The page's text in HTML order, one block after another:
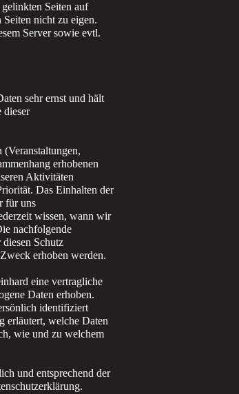
Seiten auf
nicht zu eigen.
Server sowie evtl.
sehr ernst und hält
dieser
(Veranstaltungen,
erhobenen
Aktivitäten
Das Einhalten der
für uns
wissen, wann wir
nachfolgende
Schutz
erhoben werden.
eine vertragliche
Daten erhoben.
identifiziert
erläutert, welche Daten
wie und zu welchem
und entsprechend der